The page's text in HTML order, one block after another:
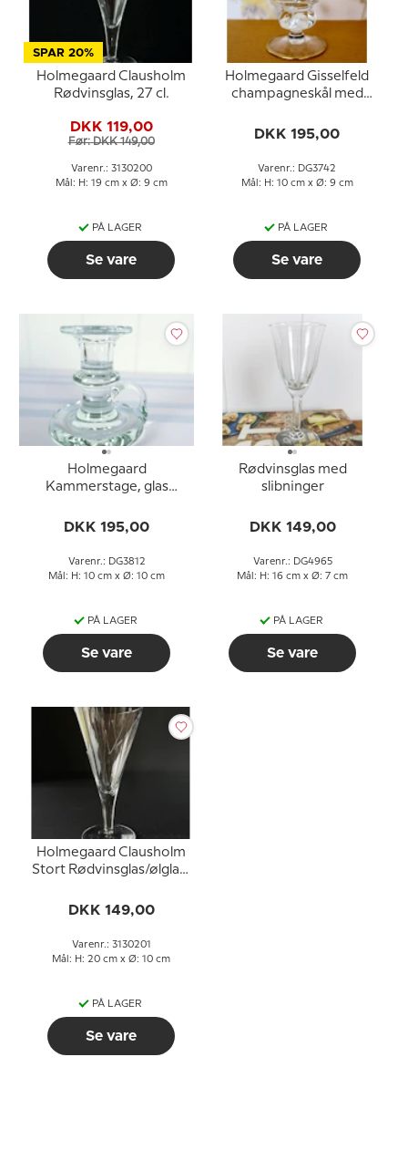
SPAR 20%
Holmegaard Clausholm
Rødvinsglas, 27 cl.
DKK 119,00
Før: DKK 149,00
Varenr.: 3130200
Mål: H: 19 cm x Ø: 9 cm
PÅ LAGER
Se vare
Holmegaard Gisselfeld
champagneskål med
DKK 195,00
Varenr.: DG3742
Mål: H: 10 cm x Ø: 9 cm
PÅ LAGER
Se vare
Holmegaard
Kammerstage, glas
DKK 195,00
Varenr.: DG3812
Mål: H: 10 cm x Ø: 10 cm
PÅ LAGER
Se vare
Rødvinsglas med
slibninger
DKK 149,00
Varenr.: DG4965
Mål: H: 16 cm x Ø: 7 cm
PÅ LAGER
Se vare
Holmegaard Clausholm
Stort Rødvinsglas/ølglas/
DKK 149,00
Varenr.: 3130201
Mål: H: 20 cm x Ø: 10 cm
PÅ LAGER
Se vare